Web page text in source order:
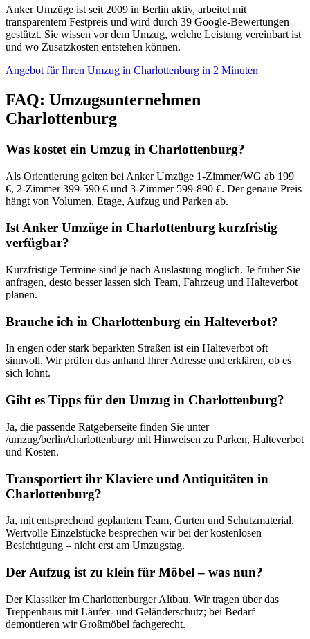
Anker Umzüge ist seit 2009 in Berlin aktiv, arbeitet mit
transparentem Festpreis und wird durch 39 Google-Bewertungen
gestützt. Sie wissen vor dem Umzug, welche Leistung vereinbart ist
und wo Zusatzkosten entstehen können.
Angebot für Ihren Umzug in Charlottenburg in 2 Minuten
FAQ: Umzugsunternehmen
Charlottenburg
Was kostet ein Umzug in Charlottenburg?
Als Orientierung gelten bei Anker Umzüge 1-Zimmer/WG ab 199
€, 2-Zimmer 399-590 € und 3-Zimmer 599-890 €. Der genaue Preis
hängt von Volumen, Etage, Aufzug und Parken ab.
Ist Anker Umzüge in Charlottenburg kurzfristig
verfügbar?
Kurzfristige Termine sind je nach Auslastung möglich. Je früher Sie
anfragen, desto besser lassen sich Team, Fahrzeug und Halteverbot
planen.
Brauche ich in Charlottenburg ein Halteverbot?
In engen oder stark beparkten Straßen ist ein Halteverbot oft
sinnvoll. Wir prüfen das anhand Ihrer Adresse und erklären, ob es
sich lohnt.
Gibt es Tipps für den Umzug in Charlottenburg?
Ja, die passende Ratgeberseite finden Sie unter
/umzug/berlin/charlottenburg/ mit Hinweisen zu Parken, Halteverbot
und Kosten.
Transportiert ihr Klaviere und Antiquitäten in
Charlottenburg?
Ja, mit entsprechend geplantem Team, Gurten und Schutzmaterial.
Wertvolle Einzelstücke besprechen wir bei der kostenlosen
Besichtigung – nicht erst am Umzugstag.
Der Aufzug ist zu klein für Möbel – was nun?
Der Klassiker im Charlottenburger Altbau. Wir tragen über das
Treppenhaus mit Läufer- und Geländerschutz; bei Bedarf
demontieren wir Großmöbel fachgerecht.